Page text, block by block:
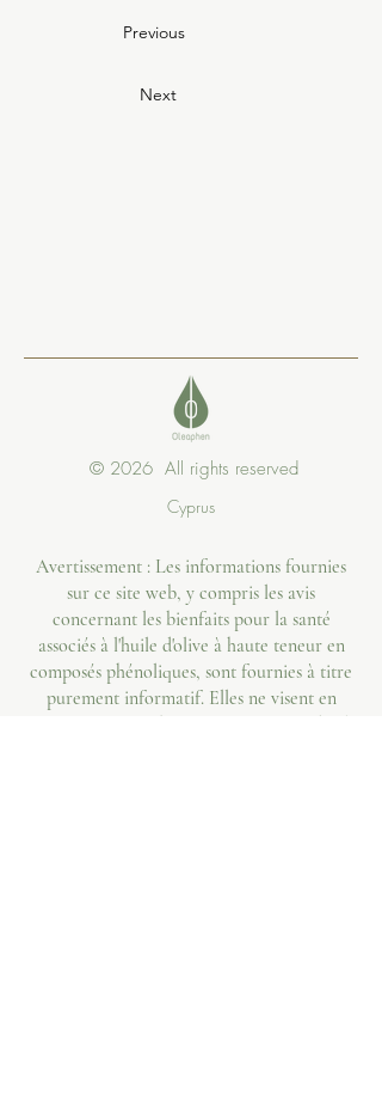
Previous
Next
© 2026 All rights reserved
Cyprus
Avertissement : Les informations fournies
sur ce site web, y compris les avis
concernant les bienfaits pour la santé
associés à l'huile d'olive à haute teneur en
composés phénoliques, sont fournies à titre
purement informatif. Elles ne visent en